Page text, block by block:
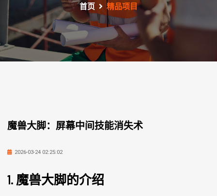
首页 精品项目
魔兽大脚：屏幕中间技能消失术
2026-03-24 02:25:02
1. 魔兽大脚的介绍